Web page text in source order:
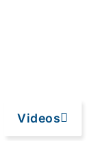
Videos